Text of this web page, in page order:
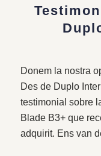
Donem la nostra
Des de Duplo
testimonial sobre
Blade B3+ que
adquirit. Ens van